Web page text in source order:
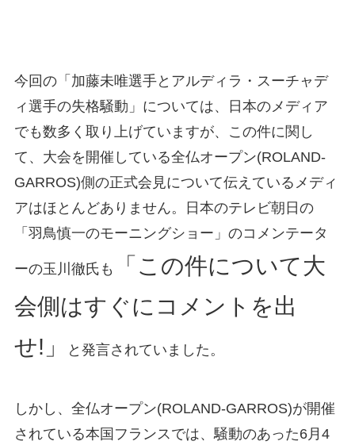
今回の「加藤未唯選手とアルディラ・スーチャデ
ィ選手の失格騒動」については、日本のメディア
でも数多く取り上げていますが、この件に関し
て、大会を開催している全仏オープン(ROLAND-
GARROS)側の正式会見について伝えているメディ
アはほとんどありません。日本のテレビ朝日の
「羽鳥慎一のモーニングショー」のコメンテータ
ーの玉川徹氏も
「この件について大
会側はすぐにコメントを出
せ!」
と発言されていました。
しかし、全仏オープン(ROLAND-GARROS)が開催
されている本国フランスでは、騒動のあった6月4